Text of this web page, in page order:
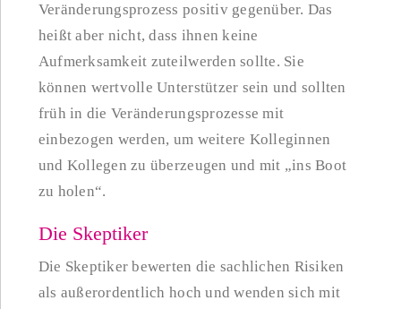
Veränderungsprozess positiv gegenüber. Das
heißt aber nicht, dass ihnen keine
Aufmerksamkeit zuteilwerden sollte. Sie
können wertvolle Unterstützer sein und sollten
früh in die Veränderungsprozesse mit
einbezogen werden, um weitere Kolleginnen
und Kollegen zu überzeugen und mit „ins Boot
zu holen“.
Die Skeptiker
Die Skeptiker bewerten die sachlichen Risiken
als außerordentlich hoch und wenden sich mit